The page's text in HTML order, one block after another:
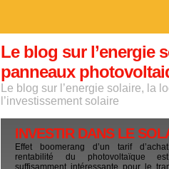
Le blog sur l’energie
panneaux
Le blog sur l’energie solaire, la
l’investissement solaire
INVESTIR DANS LE
Effet boomerang d’un tarif
rentabilité du photovoltaïque
suffisamment intéressante pour le